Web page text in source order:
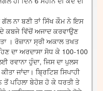
ਨਾ ਬਣੀ ਤਾਂ ਸਿੱਖ ਕੌਮ ਨੇ ਇਸ
ਕਬਜੇ ਵਿੱਚੋਂ ਅਜਾਦ ਕਰਵਾਉਣ
। ਰੋਜ਼ਾਨਾ ਸ੍ਰੀ ਅਕਾਲ ਤਖਤ
ਦਾ ਅਰਦਾਸਾ ਸੋਧ ਕੇ 100-100
ਰਵਾਨਾ ਹੁੰਦਾ, ਜਿਸ ਦਾ ਪੁਲਸ
ਜਾਂਦਾ। ਬ੍ਰਿਟਿਸ਼ ਸਿਪਾਹੀ
ਤੋਂ ਪਹਿਲਾ ਬੇਹੋਸ਼ ਹੋ ਕੇ ਧਰਤੀ ਤੇ